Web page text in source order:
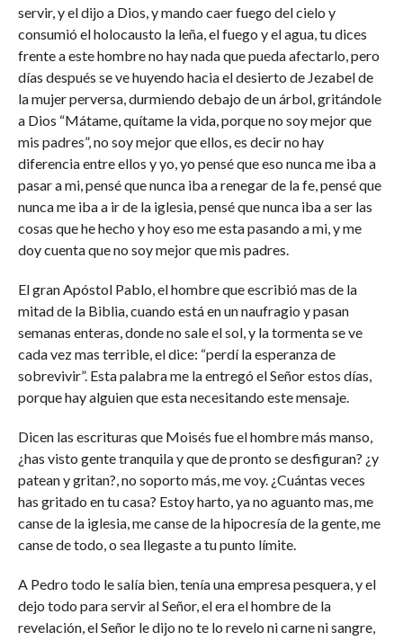
servir, y el dijo a Dios, y mando caer fuego del cielo y
consumió el holocausto la leña, el fuego y el agua, tu dices
frente a este hombre no hay nada que pueda afectarlo, pero
días después se ve huyendo hacia el desierto de Jezabel de
la mujer perversa, durmiendo debajo de un árbol, gritándole
a Dios “Mátame, quítame la vida, porque no soy mejor que
mis padres”, no soy mejor que ellos, es decir no hay
diferencia entre ellos y yo, yo pensé que eso nunca me iba a
pasar a mi, pensé que nunca iba a renegar de la fe, pensé que
nunca me iba a ir de la iglesia, pensé que nunca iba a ser las
cosas que he hecho y hoy eso me esta pasando a mi, y me
doy cuenta que no soy mejor que mis padres.
El gran Apóstol Pablo, el hombre que escribió mas de la
mitad de la Biblia, cuando está en un naufragio y pasan
semanas enteras, donde no sale el sol, y la tormenta se ve
cada vez mas terrible, el dice: “perdí la esperanza de
sobrevivir”. Esta palabra me la entregó el Señor estos días,
porque hay alguien que esta necesitando este mensaje.
Dicen las escrituras que Moisés fue el hombre más manso,
¿has visto gente tranquila y que de pronto se desfiguran? ¿y
patean y gritan?, no soporto más, me voy. ¿Cuántas veces
has gritado en tu casa? Estoy harto, ya no aguanto mas, me
canse de la iglesia, me canse de la hipocresía de la gente, me
canse de todo, o sea llegaste a tu punto límite.
A Pedro todo le salía bien, tenía una empresa pesquera, y el
dejo todo para servir al Señor, el era el hombre de la
revelación, el Señor le dijo no te lo revelo ni carne ni sangre,